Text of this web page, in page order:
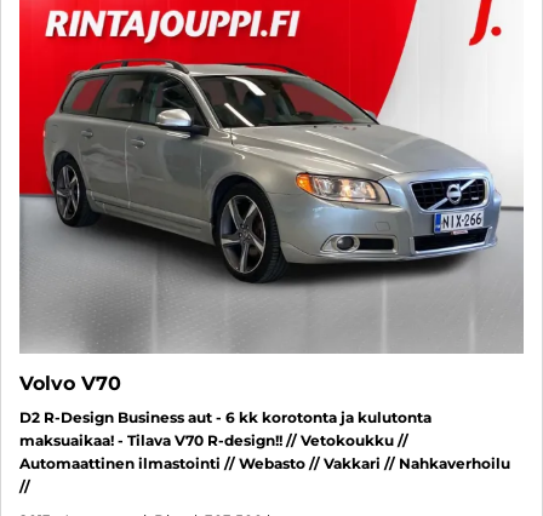
Volvo V70
D2 R-Design Business aut - 6 kk korotonta ja kulutonta
maksuaikaa! - Tilava V70 R-design!! // Vetokoukku //
Automaattinen ilmastointi // Webasto // Vakkari // Nahkaverhoilu
//